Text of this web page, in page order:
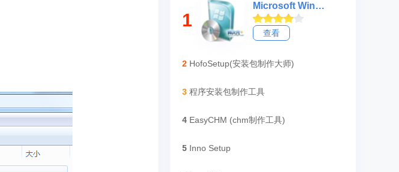
1
Microsoft Windows Installer (x64)
查看
2 HofoSetup(安装包制作大师)
3 程序安装包制作工具
4 EasyCHM (chm制作工具)
5 Inno Setup